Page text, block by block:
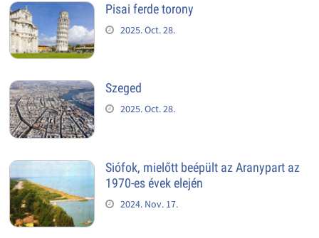
Pisai ferde torony
2025. Oct. 28.
Szeged
2025. Oct. 28.
Siófok, mielőtt beépült az Aranypart az
1970-es évek elején
2024. Nov. 17.